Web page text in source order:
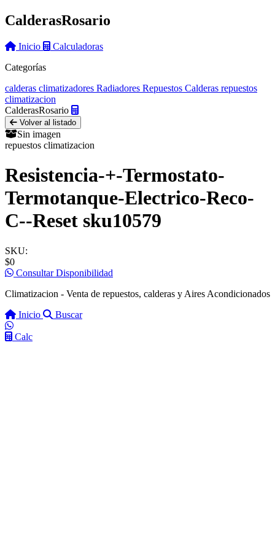
CalderasRosario
Inicio
Calculadoras
Categorías
calderas climatizadores Radiadores Repuestos Calderas repuestos
climatizacion
CalderasRosario
Volver al listado
Sin imagen
repuestos climatizacion
Resistencia-+-Termostato-
Termotanque-Electrico-Reco-
C--Reset sku10579
SKU:
$0
Consultar Disponibilidad
Climatizacion - Venta de repuestos, calderas y Aires Acondicionados
Inicio
Buscar
Calc